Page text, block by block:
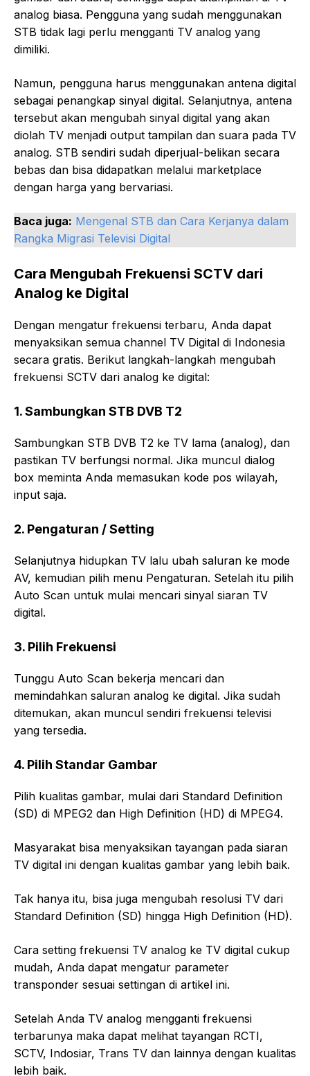
analog biasa. Pengguna yang sudah menggunakan
STB tidak lagi perlu mengganti TV analog yang
dimiliki.
Namun, pengguna harus menggunakan antena digital
sebagai penangkap sinyal digital. Selanjutnya, antena
tersebut akan mengubah sinyal digital yang akan
diolah TV menjadi output tampilan dan suara pada TV
analog. STB sendiri sudah diperjual-belikan secara
bebas dan bisa didapatkan melalui marketplace
dengan harga yang bervariasi.
Baca juga: Mengenal STB dan Cara Kerjanya dalam
Rangka Migrasi Televisi Digital
Cara Mengubah Frekuensi SCTV dari
Analog ke Digital
Dengan mengatur frekuensi terbaru, Anda dapat
menyaksikan semua channel TV Digital di Indonesia
secara gratis. Berikut langkah-langkah mengubah
frekuensi SCTV dari analog ke digital:
1. Sambungkan STB DVB T2
Sambungkan STB DVB T2 ke TV lama (analog), dan
pastikan TV berfungsi normal. Jika muncul dialog
box meminta Anda memasukan kode pos wilayah,
input saja.
2. Pengaturan / Setting
Selanjutnya hidupkan TV lalu ubah saluran ke mode
AV, kemudian pilih menu Pengaturan. Setelah itu pilih
Auto Scan untuk mulai mencari sinyal siaran TV
digital.
3. Pilih Frekuensi
Tunggu Auto Scan bekerja mencari dan
memindahkan saluran analog ke digital. Jika sudah
ditemukan, akan muncul sendiri frekuensi televisi
yang tersedia.
4. Pilih Standar Gambar
Pilih kualitas gambar, mulai dari Standard Definition
(SD) di MPEG2 dan High Definition (HD) di MPEG4.
Masyarakat bisa menyaksikan tayangan pada siaran
TV digital ini dengan kualitas gambar yang lebih baik.
Tak hanya itu, bisa juga mengubah resolusi TV dari
Standard Definition (SD) hingga High Definition (HD).
Cara setting frekuensi TV analog ke TV digital cukup
mudah, Anda dapat mengatur parameter
transponder sesuai settingan di artikel ini.
Setelah Anda TV analog mengganti frekuensi
terbarunya maka dapat melihat tayangan RCTI,
SCTV, Indosiar, Trans TV dan lainnya dengan kualitas
lebih baik.